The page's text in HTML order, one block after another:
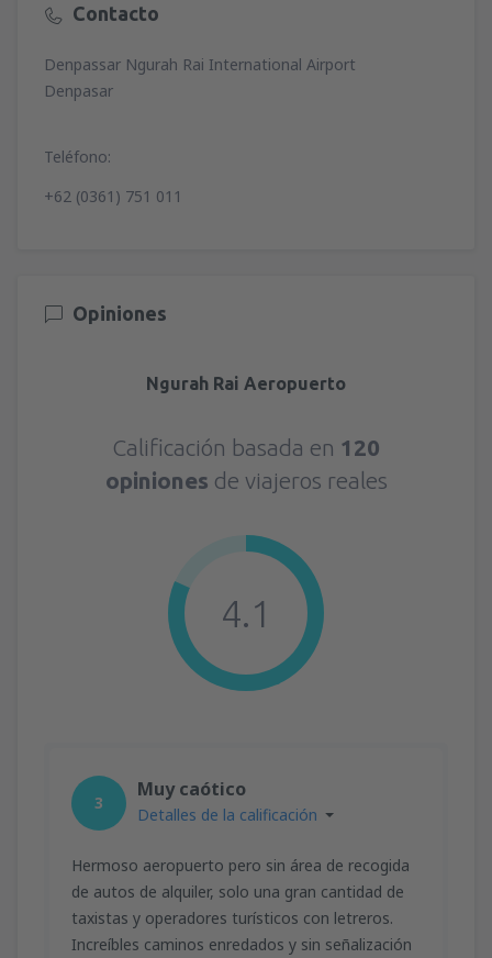
Contacto
Denpassar Ngurah Rai International Airport
Denpasar
Teléfono:
+62 (0361) 751 011
Opiniones
Ngurah Rai Aeropuerto
Calificación basada en 120
opiniones de viajeros reales
4.1
3
Muy caótico
Detalles de la calificación
Hermoso aeropuerto pero sin área de recogida
de autos de alquiler, solo una gran cantidad de
taxistas y operadores turísticos con letreros.
Increíbles caminos enredados y sin señalización